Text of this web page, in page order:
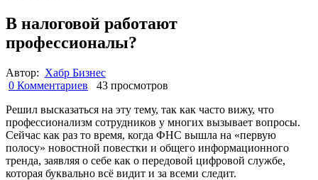
В налоговой работают
профессионалы?
Автор: Хабр Бизнес
0 Комментариев
43 просмотров
Решил высказаться на эту тему, так как часто вижу, что
профессионализм сотрудников у многих вызывает вопросы.
Сейчас как раз то время, когда ФНС вышла на «первую
полосу» новостной повестки и общего информационного
тренда, заявляя о себе как о передовой цифровой службе,
которая буквально всё видит и за всеми следит.